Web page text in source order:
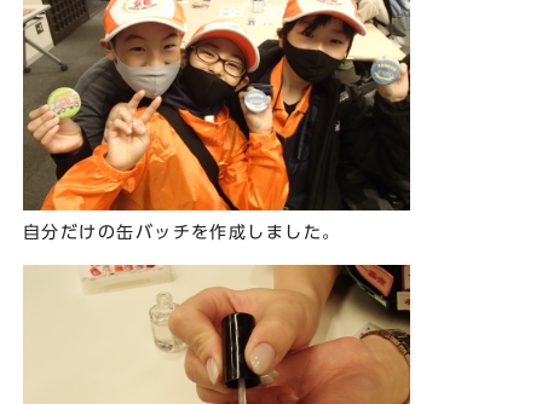
自分だけの缶バッチを作成しました。